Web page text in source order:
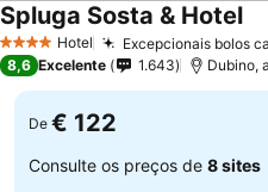
4 EstrelasHotel Excepcionais bolos
Spluga Sosta & Hotel
8,6 Excelente 1.643 Dubino,
De € 122
Consulte os preços de 8 sites